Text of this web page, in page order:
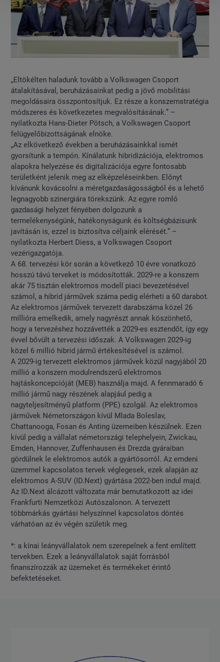
„Eltökélten haladunk tovább a Volkswagen Csoport
átalakításával, beruházásainkat pedig a jövő mobilitási
megoldásaira összpontosítjuk. Ez része a konszernstratégia
módszeres és következetes megvalósításának.” –
nyilatkozta Hans-Dieter Pötsch, a Volkswagen Csoport
felügyelőbizottságának elnöke.
„Az elkövetkező években a beruházásainkkal ismét
gyorsítunk a tempón. Kínálatunk hibridizációja, elektromos
alapokra helyezése és digitalizációja egyre fontosabb
területként jelenik meg az elképzeléseinkben. Előnyt
kívánunk kovácsolni a méretgazdaságosságból és a lehető
legnagyobb szinergiára törekszünk. Az egyre romló
gazdasági helyzet fényében dolgozunk a
termelékenységünk, hatékonyságunk és költségbázisunk
javításán is, ezzel is biztosítva céljaink elérését.” –
nyilatkozta Herbert Diess, a Volkswagen Csoport
vezérigazgatója.
A 68. tervezési kör során a következő 10 évre vonatkozó
hosszú távú terveket is módosították. 2029-re a konszern
akár 75 tisztán elektromos modell piaci bevezetésével
számol, a hibrid járművek száma pedig elérheti a 60 darabot.
Az elektromos járművek tervezett darabszáma közel 26
millióra emelkedik, amely nagyrészt annak köszönhető,
hogy a tervezéshez hozzávették a 2029-es esztendőt, így egy
évvel bővült a tervezési időszak. A Volkswagen 2029-ig
közel 6 millió hibrid jármű értékesítésével is számol.
A 2029-ig tervezett elektromos járművek közül nagyjából 20
millió a konszern modulrendszerű elektromos
hajtáskoncepcióját (MEB) használja majd. A fennmaradó 6
millió jármű nagy részének alapjául pedig a
nagyteljesítményű platform (PPE) szolgál. Az elektromos
járművek Németországon kívül Mlada Boleslav,
Chattanooga, Fosan és Anting üzemeiben készülnek. Ezen
kívül pedig a vállalat németországi telephelyein, Zwickau,
Emden, Hannover, Zuffenhausen és Drezda gyáraiban
gördülnek le elektromos autók a gyártósorról. Az emdeni
üzemmel kapcsolatos tervek véglegesek, ezek alapján az
elektromos A-SUV (ID.Next) gyártása 2022-ben indul majd.
Az ID.Next álcázott változata már bemutatkozott az idei
Frankfurti Nemzetközi Autószalonon. A tervezett
többmárkás gyártási helyszínnel kapcsolatos döntés
várhatóan az év végén születik meg.
*: a kínai leányvállalatok nem szerepelnek a fent említett
tervekben. Ezek a leányvállalatok saját forrásból
finanszírozzák az üzemeket és termékeket érintő
befektetéseket.